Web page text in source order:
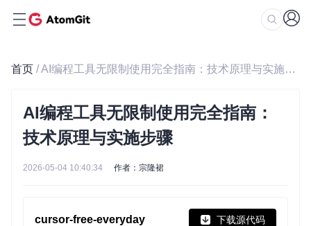
首页 / AI编程工具无限制使用完全指南：技术原理与实施步骤
AI编程工具无限制使用完全指南：
技术原理与实施步骤
2026-05-04 10:40:34 作者：宗隆裙
cursor-free-everyday 下载源代码